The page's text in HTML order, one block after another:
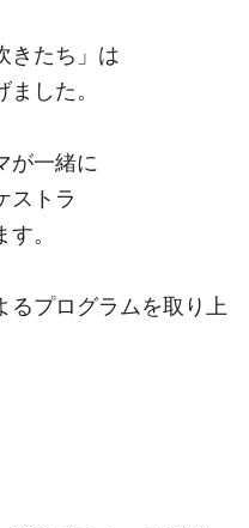
きたち」は
した。
が一緒に
ストラ
。
るプログラムを取り上